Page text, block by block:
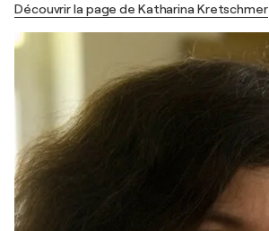
Découvrir la page de Katharina Kretschmer